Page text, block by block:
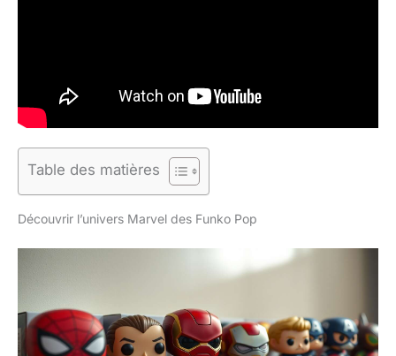
Table des matières
Découvrir l’univers Marvel des Funko Pop